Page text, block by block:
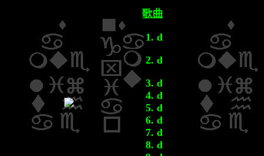
歌曲
d
d
d
d
d
d
d
d